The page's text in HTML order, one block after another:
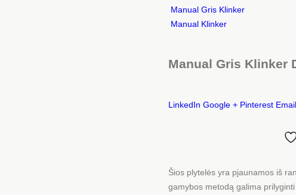
Manual Gris Klinker
Manual Klinker
Manual Gris Klinker
LinkedIn Google + Pinterest Email
Šios plytelės yra pjaunamos iš
gamybos metodą galima